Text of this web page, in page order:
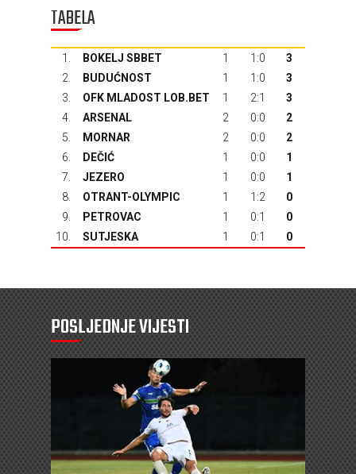
TABELA
1. BOKELJ SBBET 1 1:0
3
2.
BUDUĆNOST 1 1:0
3
3.
OFK MLADOST LOB.BET 1 2:1
3
4.
ARSENAL 2 0:0
2
5.
MORNAR 2 0:0
2
6.
DEČIĆ 1 0:0
1
7.
JEZERO 1 0:0
1
8.
OTRANT-OLYMPIC 1 1:2
0
9.
PETROVAC 1 0:1
0
10.
SUTJESKA 1 0:1 0
POSLJEDNJE VIJESTI